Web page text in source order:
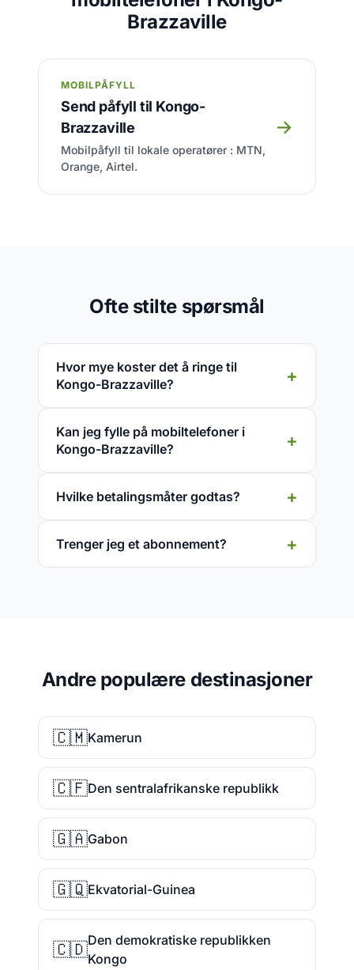
Brazzaville
MOBILPÅFYLL
Send påfyll til Kongo-
Brazzaville
Mobilpåfyll til lokale operatører : MTN,
Orange, Airtel.
→
Ofte stilte spørsmål
Hvor mye koster det å ringe til
Kongo-Brazzaville?
Kan jeg fylle på mobiltelefoner i
Kongo-Brazzaville?
Hvilke betalingsmåter godtas?
Trenger jeg et abonnement?
Andre populære destinasjoner
🇨🇲Kamerun
🇨🇫Den sentralafrikanske republikk
🇬🇦Gabon
🇬🇶Ekvatorial-Guinea
🇨🇩Den demokratiske republikken
Kongo